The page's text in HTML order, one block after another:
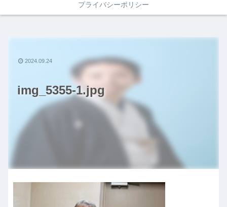
プライバシーポリシー
img_5355-1.jpg
2024.09.24